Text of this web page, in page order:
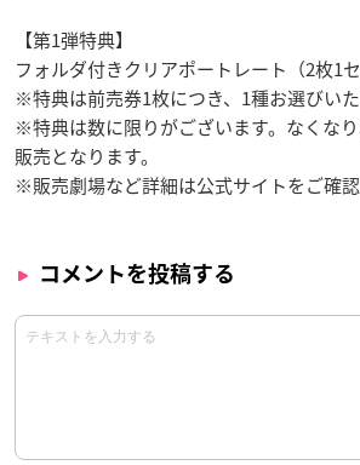
【第1弾特典】
フォルダ付きクリアポートレート（2枚1セ
※特典は前売券1枚につき、1種お選びい
※特典は数に限りがございます。なくな
販売となります。
※販売劇場など詳細は公式サイトをご確認
コメントを投稿する